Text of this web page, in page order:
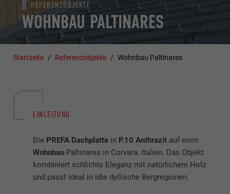
WOHNBAU PALTINARES
REFERENZOBJEKTE
Startseite Referenzobjekte Wohnbau Paltinares
EINLEITUNG
Die PREFA Dachplatte in P.10 Anthrazit auf einm
Wohnbau Paltinares in Corvara, Italien. Das Objekt
kombiniert schlichte Eleganz mit natürlichem Holz
und passt ideal in idie dyllische Bergregionen.